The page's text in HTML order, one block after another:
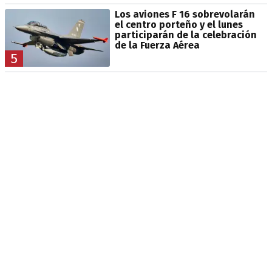
5
Los aviones F 16 sobrevolarán
el centro porteño y el lunes
participarán de la celebración
de la Fuerza Aérea